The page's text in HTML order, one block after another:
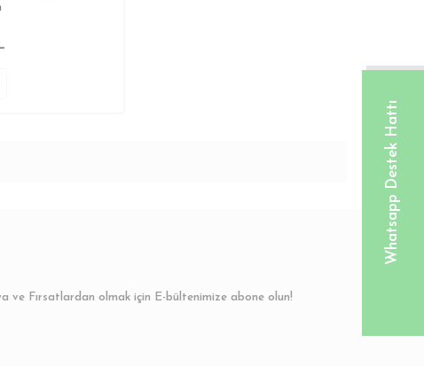
Whatsapp Destek Hattı
ve Fırsatlardan olmak için E-bültenimize abone olun!